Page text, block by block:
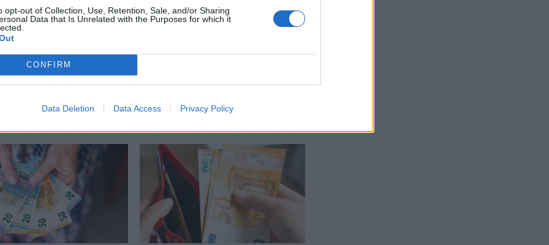
opt-out of Collection, Use, Retention, Sale, and/or Sharing
Data that Is Unrelated with the Purposes for which it
CONFIRM
Data Deletion Data Access Privacy Policy
και μάθετε πρώτοιόλες τις ειδήσεις
ΕΠΙΔΟΤΗΣΗ